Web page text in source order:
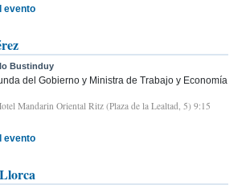
evento
Bustinduy
del Gobierno y Ministra de Trabajo y Economía
Mandarin Oriental Ritz (Plaza de la Lealtad, 5) 9:15
evento